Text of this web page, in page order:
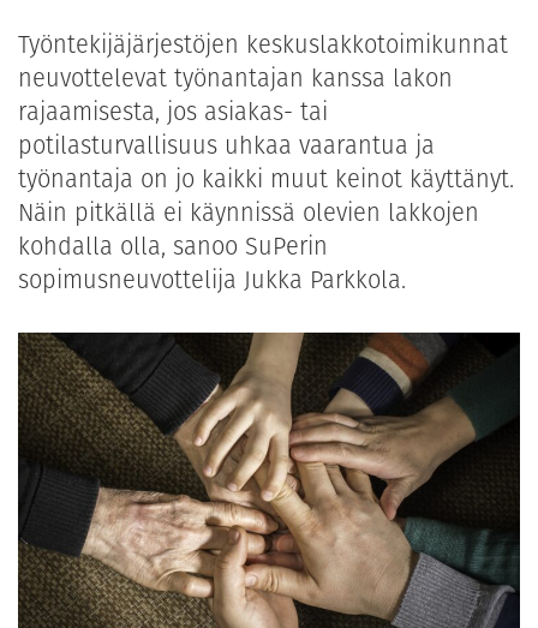
Työntekijäjärjestöjen keskuslakkotoimikunnat
neuvottelevat työnantajan kanssa lakon
rajaamisesta, jos asiakas- tai
potilasturvallisuus uhkaa vaarantua ja
työnantaja on jo kaikki muut keinot käyttänyt.
Näin pitkällä ei käynnissä olevien lakkojen
kohdalla olla, sanoo SuPerin
sopimusneuvottelija Jukka Parkkola.